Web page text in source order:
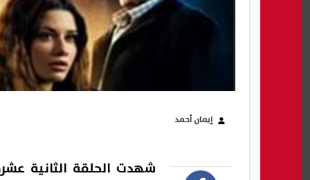
إيمان أحمد
شهدت الحلقة الثانية